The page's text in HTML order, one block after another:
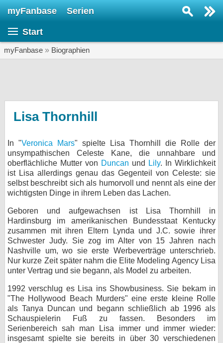
myFanbase Serien
Start
myFanbase » Biographien
Lisa Thornhill
In "Veronica Mars" spielte Lisa Thornhill die Rolle der
unsympathischen Celeste Kane, die unnahbare und
oberflächliche Mutter von Duncan und Lily. In Wirklichkeit
ist Lisa allerdings genau das Gegenteil von Celeste: sie
selbst beschreibt sich als humorvoll und nennt als eine der
wichtigsten Dinge in ihrem Leben das Lachen.
Geboren und aufgewachsen ist Lisa Thornhill in
Hardinsburg im amerikanischen Bundesstaat Kentucky
zusammen mit ihren Eltern Lynda und J.C. sowie ihrer
Schwester Judy. Sie zog im Alter von 15 Jahren nach
Nashville um, wo sie erste Werbeverträge unterschrieb.
Nur kurze Zeit später nahm die Elite Modeling Agency Lisa
unter Vertrag und sie begann, als Model zu arbeiten.
1992 verschlug es Lisa ins Showbusiness. Sie bekam in
"The Hollywood Beach Murders" eine erste kleine Rolle
als Tanya Duncan und begann schließlich ab 1996 als
Schauspielerin Fuß zu fassen. Besonders im
Serienbereich sah man Lisa immer und immer wieder:
insgesamt spielte sie bereits in über 30 verschiedenen
KULTUR
Specials
SERVICE
Gewinnspiele
Forum
bei X
bei Facebook
Kontakt
Nutzungsbedingungen
Datenschutz